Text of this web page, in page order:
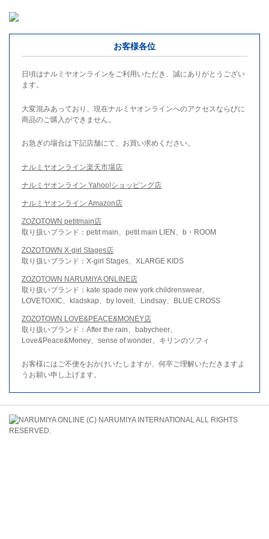
お客様各位
日頃はナルミヤオンラインをご利用いただき、誠にありがとうござい
ます。
大変混みあっており、現在ナルミヤオンラインへのアクセスならびに
商品のご購入ができません。
お急ぎの場合は下記店舗にて、お買い求めください。
ナルミヤオンライン楽天市場店
ナルミヤオンライン Yahoo!ショッピング店
ナルミヤオンライン Amazon店
ZOZOTOWN petitmain店
取り扱いブランド：petit main、petit main LIEN、b・ROOM
ZOZOTOWN X-girl Stages店
取り扱いブランド：X-girl Stages、XLARGE KIDS
ZOZOTOWN NARUMIYA ONLINE店
取り扱いブランド：kate spade new york childrenswear、
LOVETOXIC、kladskap、by loveit、Lindsay、BLUE CROSS
ZOZOTOWN LOVE&PEACE&MONEY店
取り扱いブランド：After the rain、babycheer、
Love&Peace&Money、sense of wonder、キリンのソフィ
お客様にはご不便をおかけいたしますが、何卒ご理解いただきますよ
うお願い申し上げます。